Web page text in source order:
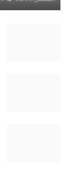
أغسطس 6, 2026